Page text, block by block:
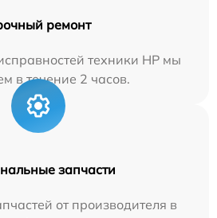
ремонт
техники HP мы
в течение 2 часов.
запчасти
от производителя в